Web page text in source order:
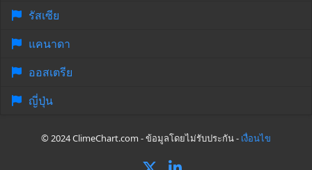
รัสเซีย
แคนาดา
ออสเตรีย
ญี่ปุ่น
© 2024 ClimeChart.com - ข้อมูลโดยไม่รับประกัน - เงื่อนไข